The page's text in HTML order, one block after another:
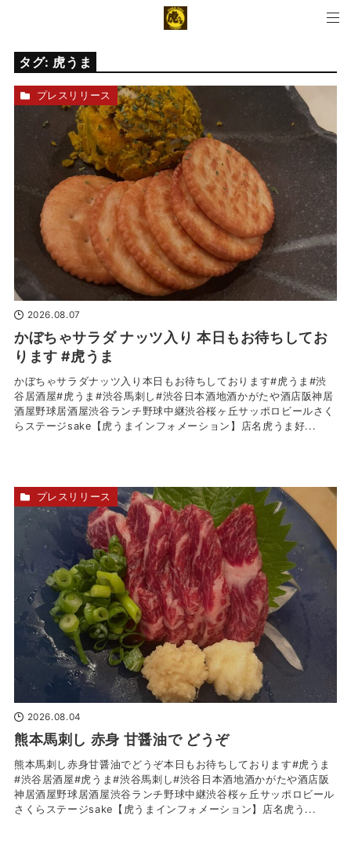
タグ: 虎うま
2026.08.07
かぼちゃサラダ ナッツ入り 本日もお待ちしてお
ります #虎うま
かぼちゃサラダナッツ入り本日もお待ちしております#虎うま#渋
谷居酒屋#虎うま#渋谷馬刺し#渋谷日本酒地酒かがたや酒店阪神居
酒屋野球居酒屋渋谷ランチ野球中継渋谷桜ヶ丘サッポロビールさく
らステージsake【虎うまインフォメーション】店名虎うま好...
プレスリリース
2026.08.04
熊本馬刺し 赤身 甘醤油で どうぞ
熊本馬刺し赤身甘醤油でどうぞ本日もお待ちしております#虎うま
#渋谷居酒屋#虎うま#渋谷馬刺し#渋谷日本酒地酒かがたや酒店阪
神居酒屋野球居酒屋渋谷ランチ野球中継渋谷桜ヶ丘サッポロビール
さくらステージsake【虎うまインフォメーション】店名虎う...
プレスリリース